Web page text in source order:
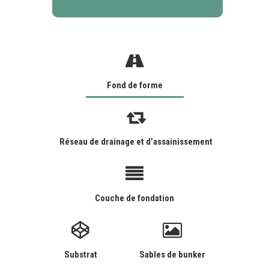
Fond de forme
Réseau de drainage et d’assainissement
Couche de fondation
Substrat Sables de bunker